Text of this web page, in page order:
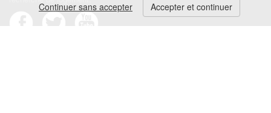
Continuer sans accepter Accepter et continuer